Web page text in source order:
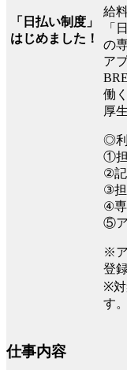
「日払い制度」
はじめました！
給
「
の
ア
働
厚
◎利
①担
②記
③担
④専
⑤ア
※
登
※対
す。
仕事内容